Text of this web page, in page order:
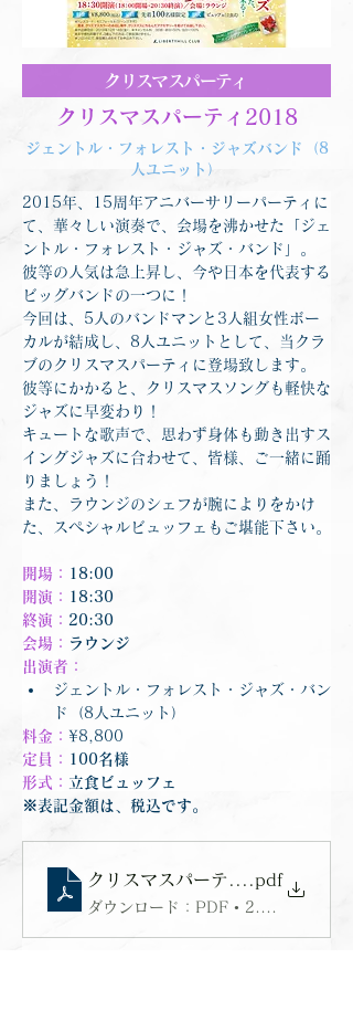
クリスマスパーティ
クリスマスパーティ2018
ジェントル・フォレスト・ジャズバンド（8
人ユニット）
2015年、15周年アニバーサリーパーティに
て、華々しい演奏で、会場を沸かせた「ジェ
ントル・フォレスト・ジャズ・バンド」。
彼等の人気は急上昇し、今や日本を代表する
ビッグバンドの一つに！
今回は、5人のバンドマンと3人組女性ボー
カルが結成し、8人ユニットとして、当クラ
ブのクリスマスパーティに登場致します。
彼等にかかると、クリスマスソングも軽快な
ジャズに早変わり！
キュートな歌声で、思わず身体も動き出すス
イングジャズに合わせて、皆様、ご一緒に踊
りましょう！
また、ラウンジのシェフが腕によりをかけ
た、スペシャルビュッフェもご堪能下さい。
開場： 18:00
開演： 18:30
終演： 20:30
会場： ラウンジ
出演者：
ジェントル・フォレスト・ジャズ・バン
ド（8人ユニット）
料金： ¥8,800
定員： 100名様
形式： 立食ビュッフェ
※表記金額は、税込です。
クリスマスパーティ2018
.pdf
ダウンロード：PDF • 2.49MB